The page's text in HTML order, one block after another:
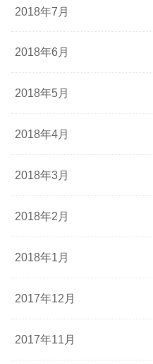
2018年7月
2018年6月
2018年5月
2018年4月
2018年3月
2018年2月
2018年1月
2017年12月
2017年11月